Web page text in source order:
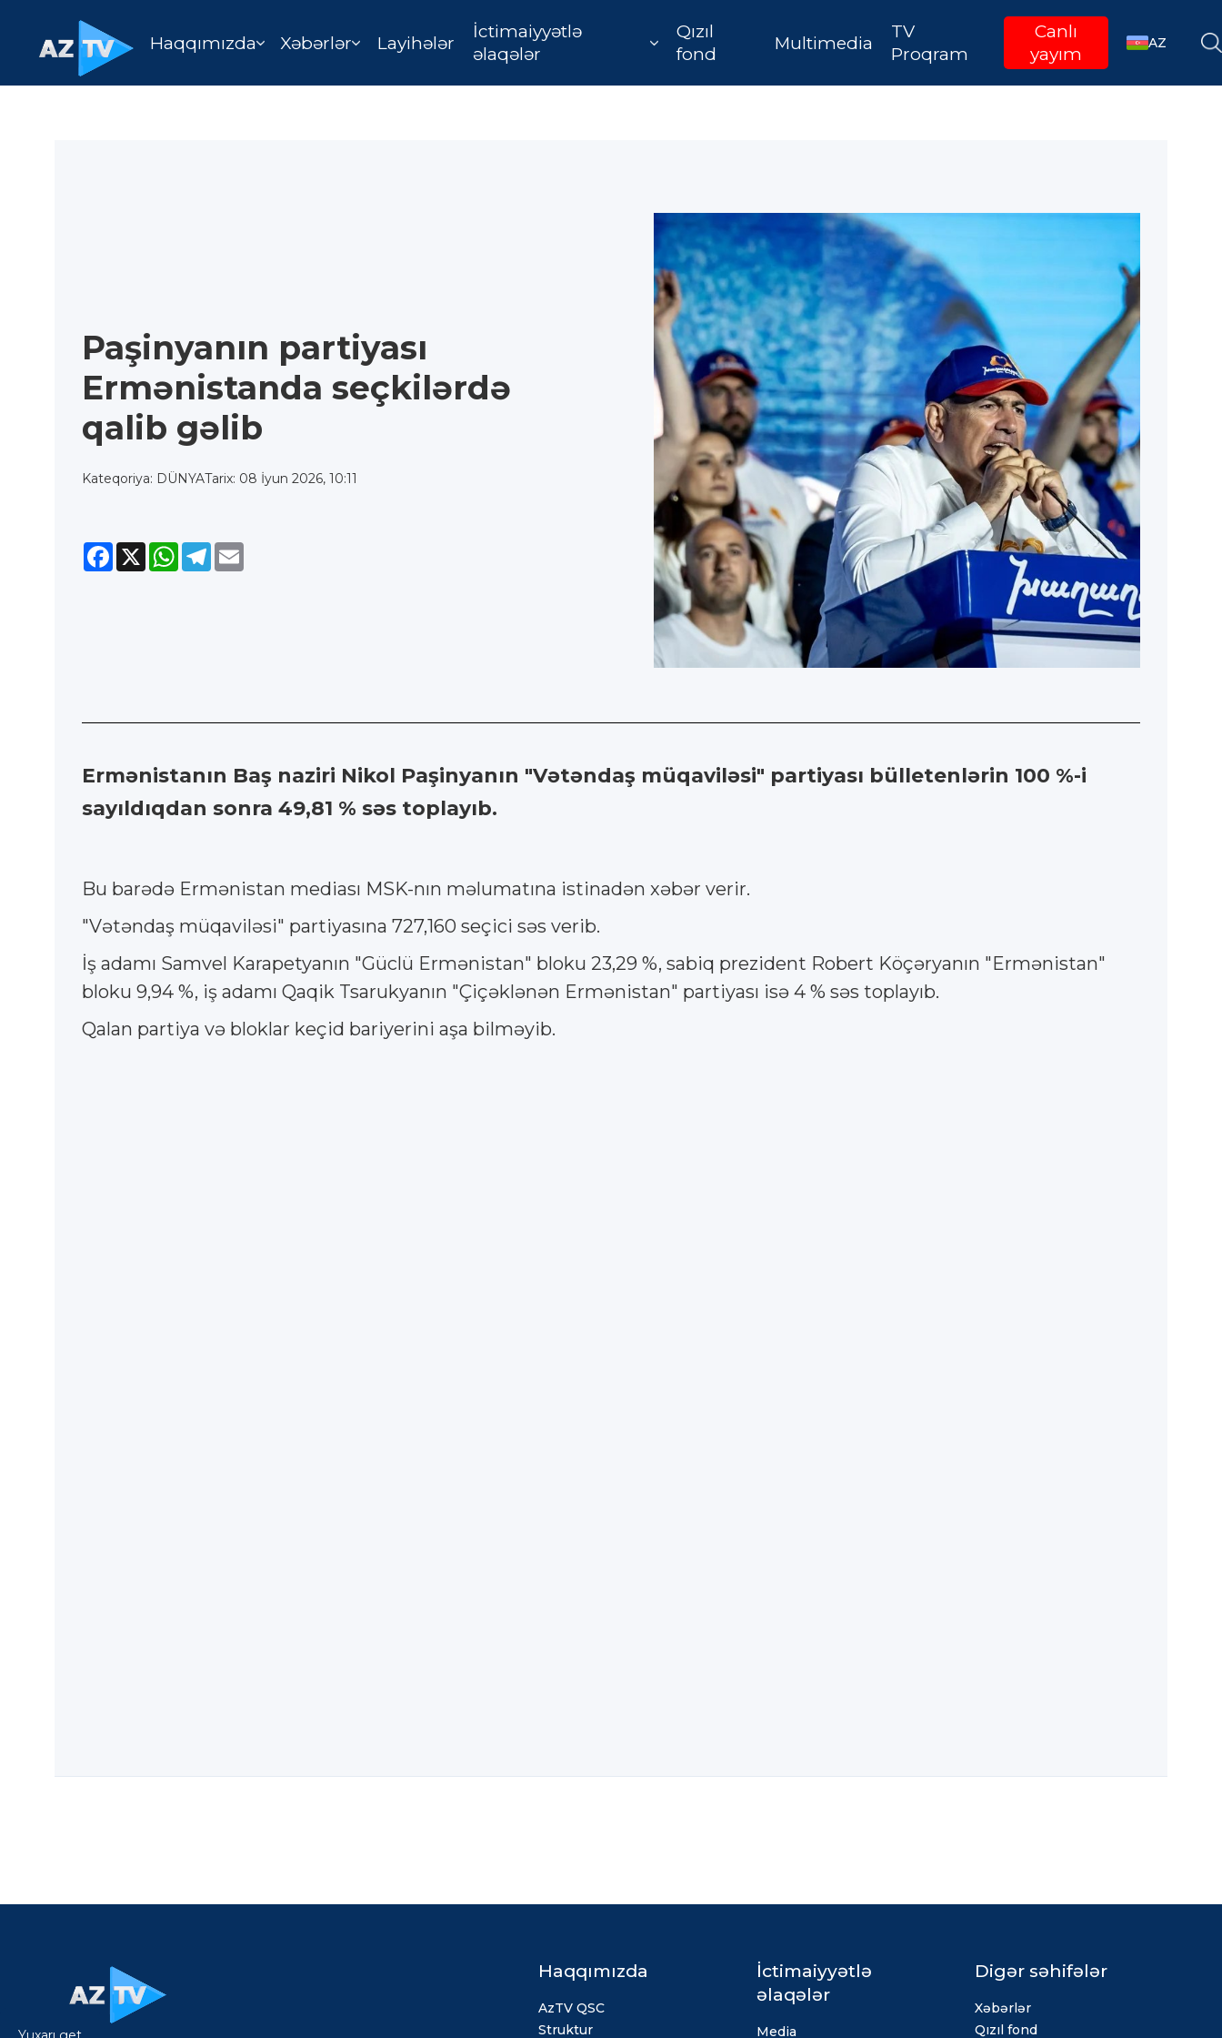
Haqqımızda Xəbərlər Layihələr
İctimaiyyətlə
əlaqələr
Qızıl
fond
Multimedia
TV
Proqram
Canlı
yayım
AZ
Paşinyanın partiyası
Ermənistanda seçkilərdə
qalib gəlib
Kateqoriya: DÜNYATarix: 08 İyun 2026, 10:11
Facebook
X WhatsApp
Telegram
Ermənistanın Baş naziri Nikol Paşinyanın "Vətəndaş müqaviləsi" partiyası bülletenlərin 100 %-i
sayıldıqdan sonra 49,81 % səs toplayıb.
Bu barədə Ermənistan mediası MSK-nın məlumatına istinadən xəbər verir.
"Vətəndaş müqaviləsi" partiyasına 727,160 seçici səs verib.
İş adamı Samvel Karapetyanın "Güclü Ermənistan" bloku 23,29 %, sabiq prezident Robert Köçəryanın "Ermənistan"
bloku 9,94 %, iş adamı Qaqik Tsarukyanın "Çiçəklənən Ermənistan" partiyası isə 4 % səs toplayıb.
Qalan partiya və bloklar keçid bariyerini aşa bilməyib.
Haqqımızda
AzTV QSC
Struktur
İctimaiyyətlə
əlaqələr
Media
Digər səhifələr
Xəbərlər
Qızıl fond